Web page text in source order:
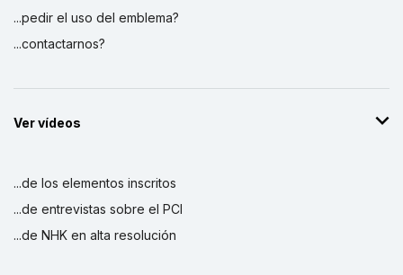
...pedir el uso del emblema?
...contactarnos?
Ver vídeos
...de los elementos inscritos
...de entrevistas sobre el PCI
...de NHK en alta resolución